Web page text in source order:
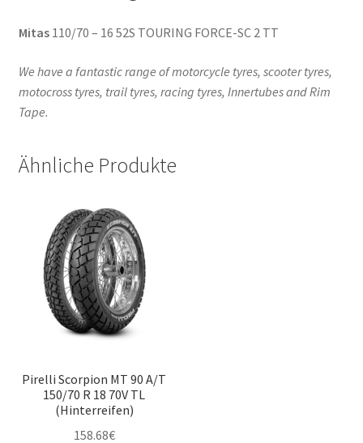
Mitas110/70 – 16 52S TOURING FORCE-SC 2 TT
We have a fantastic range of motorcycle tyres, scooter tyres,
motocross tyres, trail tyres, racing tyres, Innertubes and Rim
Tape.
Ähnliche Produkte
Pirelli Scorpion MT 90 A/T
150/70 R 18 70V TL
(Hinterreifen)
158.68€